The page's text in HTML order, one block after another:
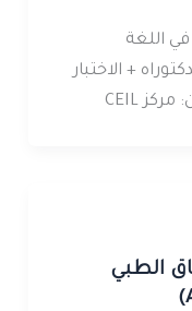
في اللغة
+ الاختبار
الطبي